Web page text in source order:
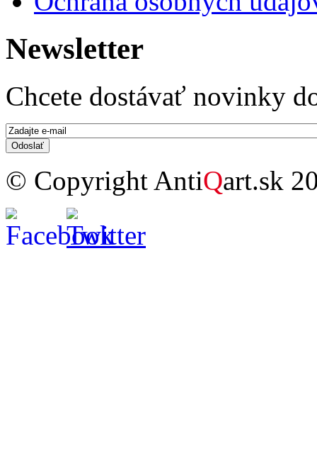
Newsletter
Chcete dostávať novinky
E-mail*
© Copyright AntiQart.sk